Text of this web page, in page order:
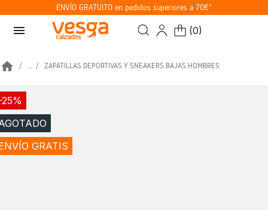
ENVÍO GRATUITO en pedidos superiores a 70€*
menu (0)
home ... ZAPATILLAS DEPORTIVAS Y SNEAKERS BAJAS HOMBRES
GRATIS